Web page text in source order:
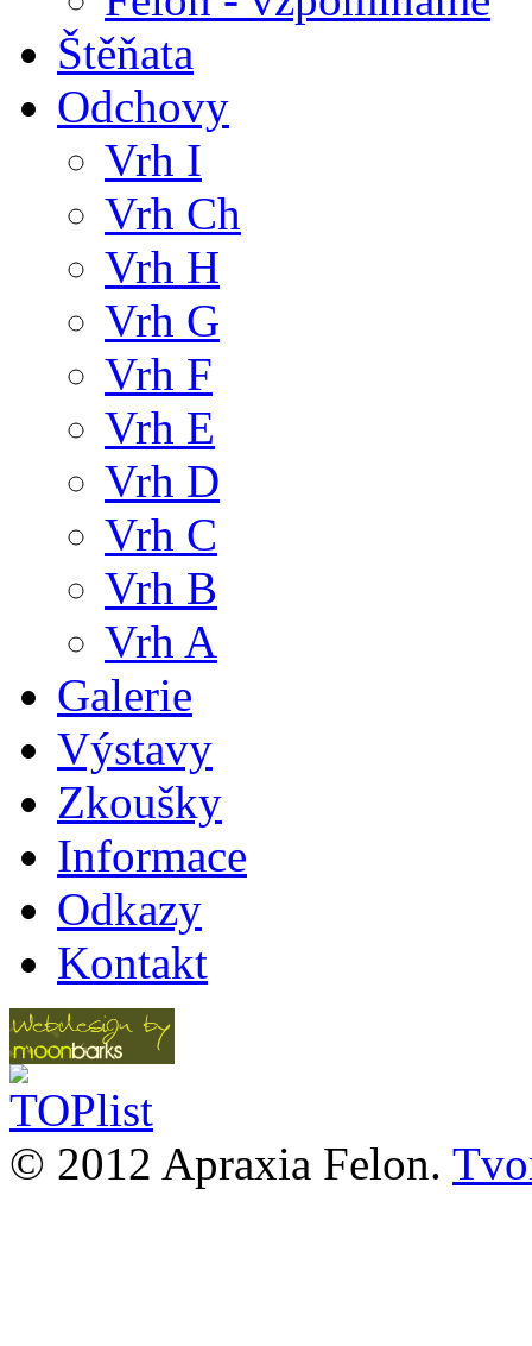
Štěňata
Odchovy
Vrh I
Vrh Ch
Vrh H
Vrh G
Vrh F
Vrh E
Vrh D
Vrh C
Vrh B
Vrh A
Galerie
Výstavy
Zkoušky
Informace
Odkazy
Kontakt
© 2012 Apraxia Felon.